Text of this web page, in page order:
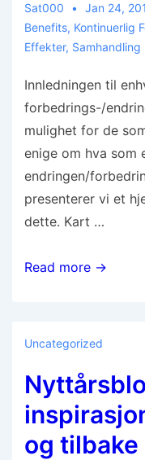
Sat000 Jan 24,
Benefits, Kontinuerlig
Effekter, Samhandling
Innledningen til
forbedrings-/
mulighet for de
enige om hva som
endringen/
presenterer vi et
dette. Kart …
Read more →
Uncategorized
og tilbake